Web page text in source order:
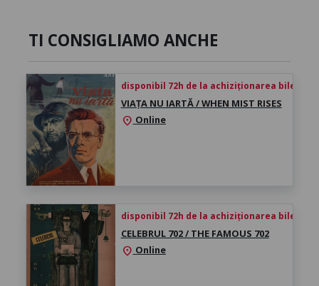
TI CONSIGLIAMO ANCHE
disponibil 72h de la achiziționarea biletului
VIAȚA NU IARTĂ / WHEN MIST RISES
location_on Online
disponibil 72h de la achiziționarea biletului
CELEBRUL 702 / THE FAMOUS 702
location_on Online